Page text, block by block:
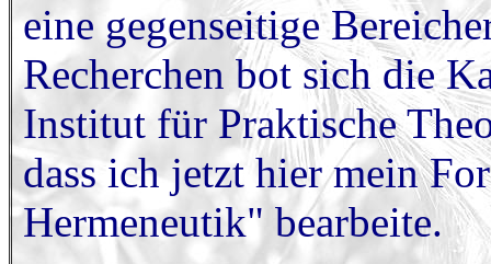
eine gegenseitige
Recherchen bot sich die
Institut für Praktische
dass ich jetzt hier mein
Hermeneutik" bearbeite.